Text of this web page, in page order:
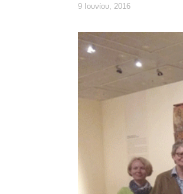
9 Ιουνίου, 2016